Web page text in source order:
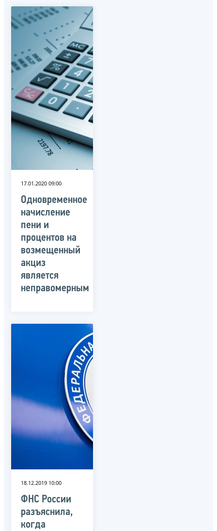
17.01.2020 09:00
Одновременное
начисление
пени и
процентов на
возмещенный
акциз
является
неправомерным
18.12.2019 10:00
ФНС России
разъяснила,
когда